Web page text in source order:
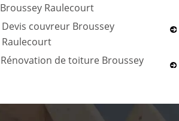
Broussey Raulecourt
Devis couvreur Broussey
Raulecourt
Rénovation de toiture Broussey